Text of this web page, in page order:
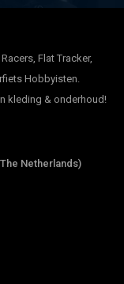
Flat Tracker,
Hobbyisten.
kleding & onderhoud!
Netherlands)